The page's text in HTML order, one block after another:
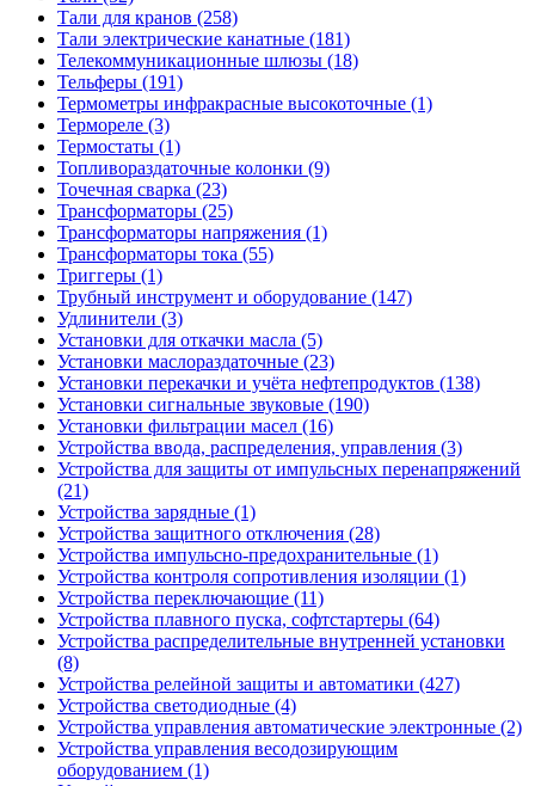
Тали для кранов (258)
Тали электрические канатные (181)
Телекоммуникационные шлюзы (18)
Тельферы (191)
Термометры инфракрасные высокоточные (1)
Термореле (3)
Термостаты (1)
Топливораздаточные колонки (9)
Точечная сварка (23)
Трансформаторы (25)
Трансформаторы напряжения (1)
Трансформаторы тока (55)
Триггеры (1)
Трубный инструмент и оборудование (147)
Удлинители (3)
Установки для откачки масла (5)
Установки маслораздаточные (23)
Установки перекачки и учёта нефтепродуктов (138)
Установки сигнальные звуковые (190)
Установки фильтрации масел (16)
Устройства ввода, распределения, управления (3)
Устройства для защиты от импульсных перенапряжений
(21)
Устройства зарядные (1)
Устройства защитного отключения (28)
Устройства импульсно-предохранительные (1)
Устройства контроля сопротивления изоляции (1)
Устройства переключающие (11)
Устройства плавного пуска, софтстартеры (64)
Устройства распределительные внутренней установки
(8)
Устройства релейной защиты и автоматики (427)
Устройства светодиодные (4)
Устройства управления автоматические электронные (2)
Устройства управления весодозирующим
оборудованием (1)